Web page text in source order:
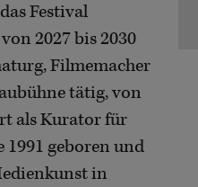
Festival
2027 bis 2030
Filmemacher
tätig, von
als Kurator für
geboren und
in